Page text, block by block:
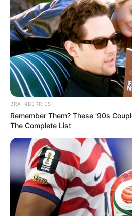
BRAINBERRIES
Remember Them? These '90s
The Complete List